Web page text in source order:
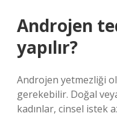
Androjen
yapılır?
Androjen yetmezliği
gerekebilir. Doğal
kadınlar, cinsel istek